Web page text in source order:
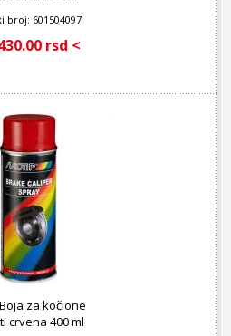
broj: 601504097
rsd <
za kočione
crvena 400 ml